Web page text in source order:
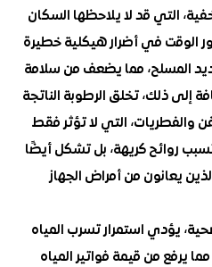
قد لا يلاحظها السكان
في أضرار هيكلية خطيرة
مما يضعف من سلامة
تخلق الرطوبة الناتجة
التي لا تؤثر فقط
كريهة، بل تشكل أيضًا
من أمراض الجهاز
استمرار تسرب المياه
قيمة فواتير المياه